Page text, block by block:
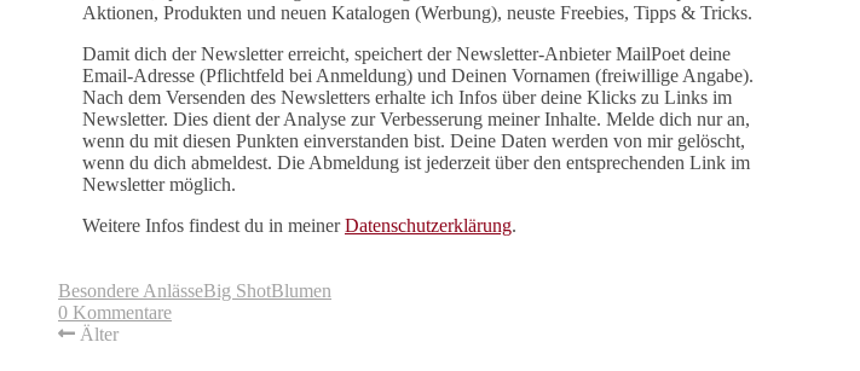
Aktionen, Produkten und neuen Katalogen (Werbung), neuste Freebies, Tipps & Tricks.
Damit dich der Newsletter erreicht, speichert der Newsletter-Anbieter MailPoet deine
Email-Adresse (Pflichtfeld bei Anmeldung) und Deinen Vornamen (freiwillige Angabe).
Nach dem Versenden des Newsletters erhalte ich Infos über deine Klicks zu Links im
Newsletter. Dies dient der Analyse zur Verbesserung meiner Inhalte. Melde dich nur an,
wenn du mit diesen Punkten einverstanden bist. Deine Daten werden von mir gelöscht,
wenn du dich abmeldest. Die Abmeldung ist jederzeit über den entsprechenden Link im
Newsletter möglich.
Weitere Infos findest du in meinerDatenschutzerklärung.
Besondere AnlässeBig ShotBlumen
0 Kommentare
Älter